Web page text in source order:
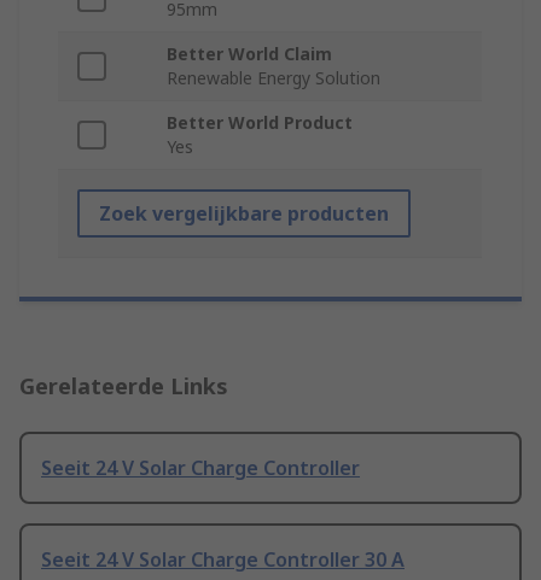
95mm
Better World Claim
Renewable Energy Solution
Better World Product
Yes
Zoek vergelijkbare producten
Gerelateerde Links
Seeit 24 V Solar Charge Controller
Seeit 24 V Solar Charge Controller 30 A